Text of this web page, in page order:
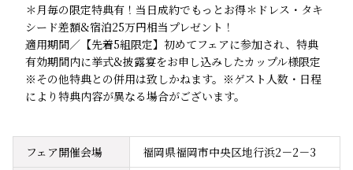
＊月毎の限定特典有！当日成約でもっとお得＊ドレス・タキ
シード差額&宿泊25万円相当プレゼント！
適用期間／【先着5組限定】初めてフェアに参加され、特典
有効期間内に挙式&披露宴をお申し込みしたカップル様限定
※その他特典との併用は致しかねます。※ゲスト人数・日程
により特典内容が異なる場合がございます。
フェア開催会場 福岡県福岡市中央区地行浜2－2－3